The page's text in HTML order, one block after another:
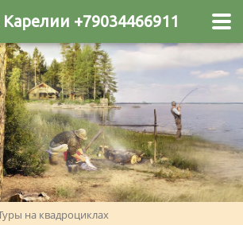
Карелии +79034466911
на квадроциклах